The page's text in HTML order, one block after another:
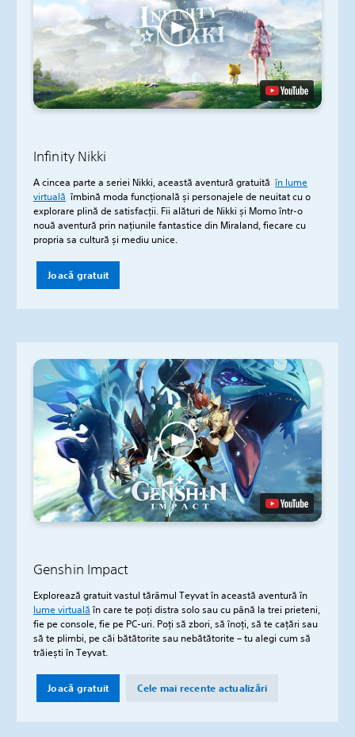
Infinity Nikki
A cincea parte a seriei Nikki, această aventură gratuităîn lume
virtuală îmbină moda funcțională și personajele de neuitat cu o
explorare plină de satisfacții. Fii alături de Nikki și Momo într-o
nouă aventură prin națiunile fantastice din Miraland, fiecare cu
propria sa cultură și mediu unice.
Joacă gratuit
Genshin Impact
Explorează gratuit vastul tărâmul Teyvat în această aventură în
lume virtualăîn care te poți distra solo sau cu până la trei prieteni,
fie pe console, fie pe PC-uri. Poți să zbori, să înoți, să te cațări sau
să te plimbi, pe căi bătătorite sau nebătătorite – tu alegi cum să
trăiești în Teyvat.
Joacă gratuit Cele mai recente actualizări